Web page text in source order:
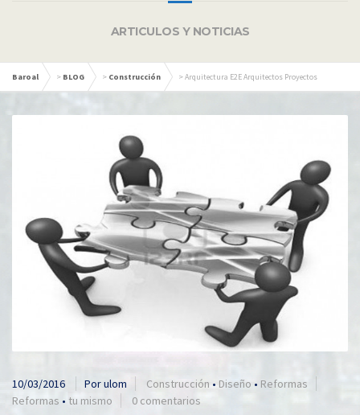
ARTICULOS Y NOTICIAS
Baroal > BLOG > Construcción >Arquitectura E2E Arquitectos Proyectos
10/03/2016 Por ulom Construcción • Diseño • Reformas
Reformas • tu mismo 0 comentarios